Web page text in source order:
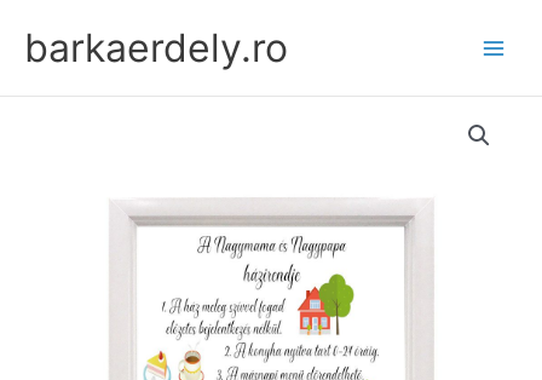
contentbarkaerdely.ro